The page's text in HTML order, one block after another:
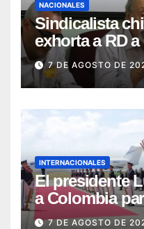
NACIONALES
Sindicalista
exhorta a RD
de AFP y
solidario
7 DE AGOSTO DE
INTERNACIONALES
El presidente
a Colombia
presidencial
7 DE AGOSTO DE